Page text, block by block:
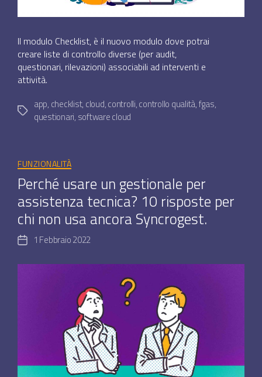
Il modulo Checklist, è il nuovo modulo dove potrai
creare liste di controllo diverse (per audit,
questionari, rilevazioni) associabili ad interventi e
attività.
Tag
app, checklist, cloud,controlli,controllo qualità,fgas,
questionari, software cloud
FUNZIONALITÀ
Perché usare un gestionale per
assistenza tecnica? 10 risposte per
chi non usa ancora Syncrogest.
Data1 Febbraio 2022